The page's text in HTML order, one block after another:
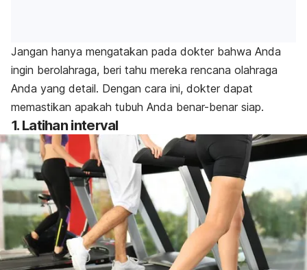
Jangan hanya mengatakan pada dokter bahwa Anda
ingin berolahraga, beri tahu mereka rencana olahraga
Anda yang detail. Dengan cara ini, dokter dapat
memastikan apakah tubuh Anda benar-benar siap.
1. Latihan interval